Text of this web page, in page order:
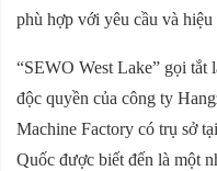
phù hợp với yêu cầu và hiệu
“SEWO West Lake” gọi tắt
độc quyền của công ty
Machine Factory có trụ sở
Quốc được biết đến là một